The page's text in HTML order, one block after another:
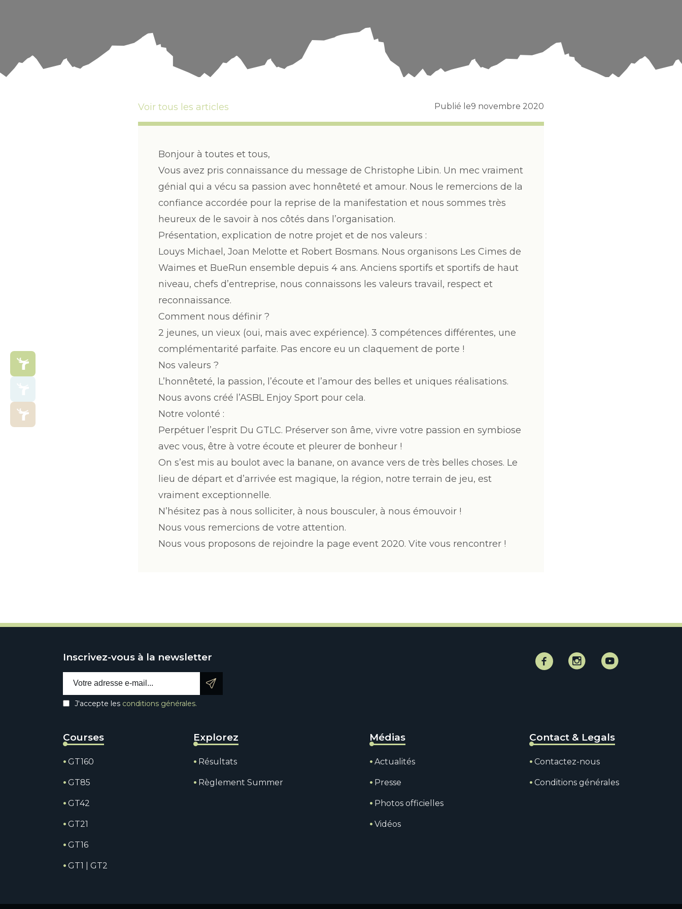
Voir tous les articles Publié le9 novembre 2020
Bonjour à toutes et tous,
Vous avez pris connaissance du message de Christophe Libin. Un mec vraiment
génial qui a vécu sa passion avec honnêteté et amour. Nous le remercions de la
confiance accordée pour la reprise de la manifestation et nous sommes très
heureux de le savoir à nos côtés dans l’organisation.
Présentation, explication de notre projet et de nos valeurs :
Louys Michael, Joan Melotte et Robert Bosmans. Nous organisons Les Cimes de
Waimes et BueRun ensemble depuis 4 ans. Anciens sportifs et sportifs de haut
niveau, chefs d’entreprise, nous connaissons les valeurs travail, respect et
reconnaissance.
Comment nous définir ?
2 jeunes, un vieux (oui, mais avec expérience). 3 compétences différentes, une
complémentarité parfaite. Pas encore eu un claquement de porte !
Nos valeurs ?
L’honnêteté, la passion, l’écoute et l’amour des belles et uniques réalisations.
Nous avons créé l’ASBL Enjoy Sport pour cela.
Notre volonté :
Perpétuer l’esprit Du GTLC. Préserver son âme, vivre votre passion en symbiose
avec vous, être à votre écoute et pleurer de bonheur !
On s’est mis au boulot avec la banane, on avance vers de très belles choses. Le
lieu de départ et d’arrivée est magique, la région, notre terrain de jeu, est
vraiment exceptionnelle.
N’hésitez pas à nous solliciter, à nous bousculer, à nous émouvoir !
Nous vous remercions de votre attention.
Nous vous proposons de rejoindre la page event 2020. Vite vous rencontrer !
Inscrivez-vous à la newsletter
J'accepte les conditions générales.
FacebookInstagramInstagram
Courses
GT160
GT85
GT42
GT21
GT16
GT1 | GT2
Explorez
Résultats
Règlement Summer
Médias
Actualités
Presse
Photos officielles
Vidéos
Contact & Legals
Contactez-nous
Conditions générales